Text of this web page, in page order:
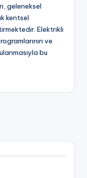
geleneksel
kentsel
Elektrikli
ve
bu